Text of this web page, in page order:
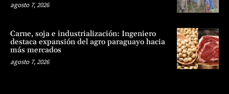
agosto 7, 2026
Carne, soja e industrialización: Ingeniero
destaca expansión del agro paraguayo hacia
más mercados
agosto 7, 2026